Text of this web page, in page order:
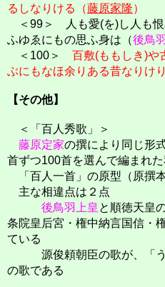
るしなりける（藤原家隆）
＜99＞ 人も愛(を)し人も恨
ふゆゑにもの思ふ身は（後鳥
＜100＞ 百敷(ももしき)や
ぶにもなほ余りある昔なりけ
【その他】
＜「百人秀歌」＞
藤原定家の撰により同じ形
首ずつ100首を選んで編まれ
「百人一首」の原型（原撰
主な相違点は２点
後鳥羽上皇 と順徳天皇
条院皇后宮・権中納言国信・
ている
源俊頼朝臣の歌が、「う
の歌である